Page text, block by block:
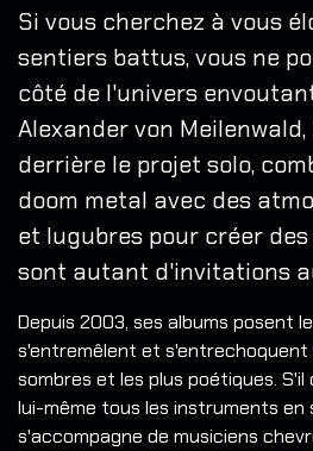
Si vous cherchez à vous
sentiers battus, vous ne
côté de l'univers
Alexander von
derrière le projet solo,
doom metal avec des
et lugubres pour créer
sont autant d'invitations
Depuis 2003, ses albums posent
s'entremêlent et s'entrechoquent
sombres et les plus poétiques.
lui-même tous les instruments en
s'accompagne de musiciens